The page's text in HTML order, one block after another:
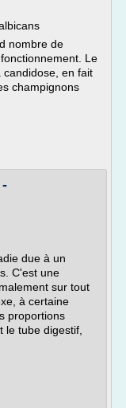
nombre de
Le
en fait
champignons
due à un
C'est une
sur tout
à certaine
proportions
le tube digestif,